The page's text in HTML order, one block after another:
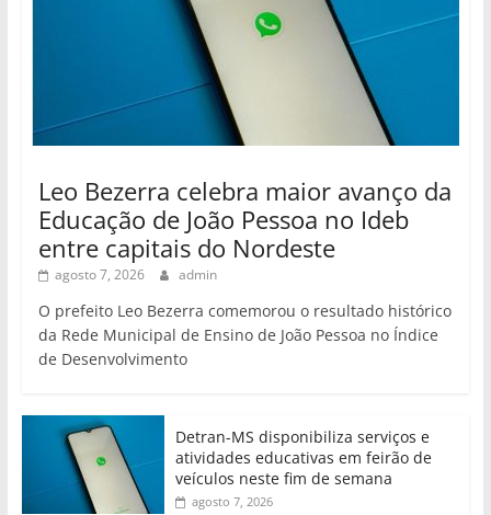
Leo Bezerra celebra maior avanço da
Educação de João Pessoa no Ideb
entre capitais do Nordeste
agosto 7, 2026 admin
O prefeito Leo Bezerra comemorou o resultado histórico
da Rede Municipal de Ensino de João Pessoa no Índice
de Desenvolvimento
Detran-MS disponibiliza serviços e
atividades educativas em feirão de
veículos neste fim de semana
agosto 7, 2026